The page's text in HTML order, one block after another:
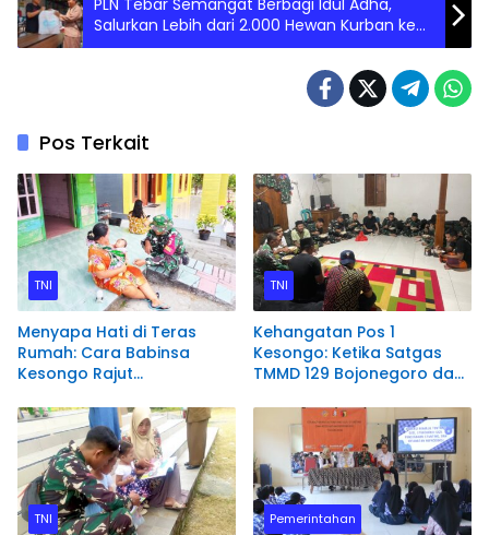
PLN Tebar Semangat Berbagi Idul Adha,
Salurkan Lebih dari 2.000 Hewan Kurban ke
Seluruh Indonesia
Pos Terkait
TNI
Menyapa Hati di Teras
Rumah: Cara Babinsa
Kesongo Rajut
Bojonegoro
TNI
Kehangatan Pos 1
Kesongo: Ketika Satgas
TMMD 129 Bojonegoro dan
Sekat
TNI Pemerintahan